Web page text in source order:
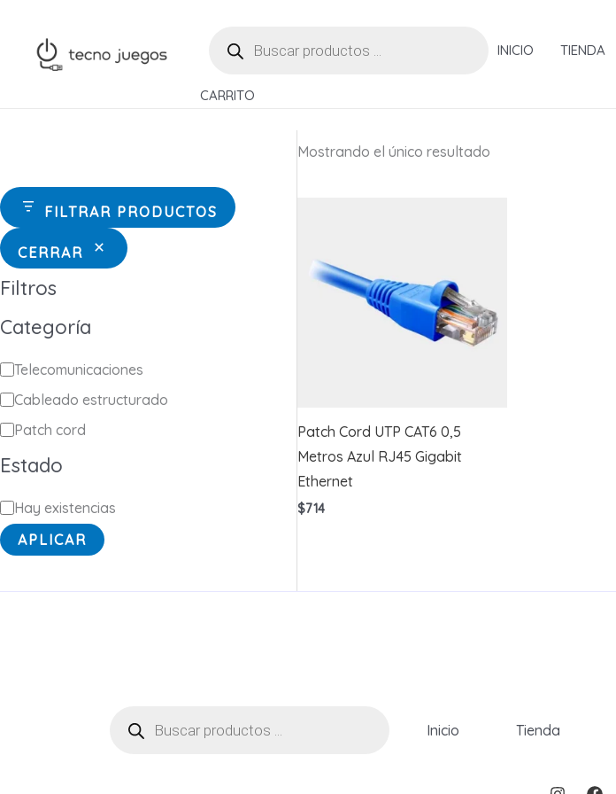
contenido
PRODUCTOS
INICIO TIENDA
CARRITO
FILTRAR PRODUCTOS
CERRAR
Filtros
Categoría
C
a
t
e
o
r
a
Telecomunicaciones
Cableado estructurado
Patch cord
Estado
E
s
a
Hay existencias
APLICAR
Mostrando el único resultado
Patch Cord UTP CAT6 0,5
Metros Azul RJ45 Gigabit
Ethernet
$714
productos
Inicio Tienda